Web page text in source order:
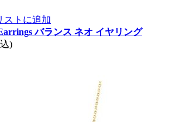
ストに追加
バランス ネオ イヤリング
)